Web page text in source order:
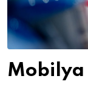
Mobilya